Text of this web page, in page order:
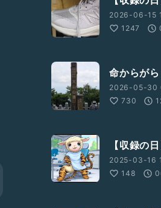
2026-06-15
1247
命からがら
2026-05-30
730
【収録の
2025-03-16
148